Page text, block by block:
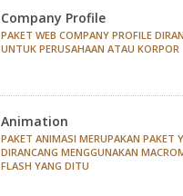
Company Profile
PAKET WEB COMPANY PROFILE
UNTUK PERUSAHAAN ATAU KORPOR
Animation
PAKET ANIMASI MERUPAKAN PAKET
DIRANCANG MENGGUNAKAN
FLASH YANG DITU